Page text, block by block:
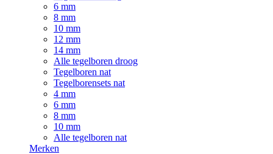
6 mm
8 mm
10 mm
12 mm
14 mm
Alle tegelboren droog
Tegelboren nat
Tegelborensets nat
4 mm
6 mm
8 mm
10 mm
Alle tegelboren nat
Merken